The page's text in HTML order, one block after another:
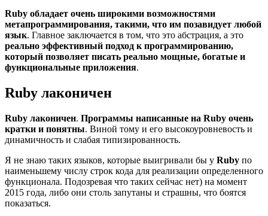
Ruby обладает очень широкими возможностями
метапрограммирования, такими, что им позавидует любой
язык. Главное заключается в том, что это абстрация, а это
реально эффективный подход к программированию,
который позволяет писать реально мощные, богатые и
функциональные приложения.
Ruby лаконичен
Ruby лаконичен. Программы написанные на Ruby очень
кратки и понятны. Виной тому и его высокоуровневость и
динамичность и слабая типизированность.
Я не знаю таких языков, которые выигривали бы у Ruby по
наименьшему числу строк кода для реализации определенного
функционала. Подозревая что таких сейчас нет) на момент
2015 года, либо они столь запутаны и страшны, что боятся
показаться.